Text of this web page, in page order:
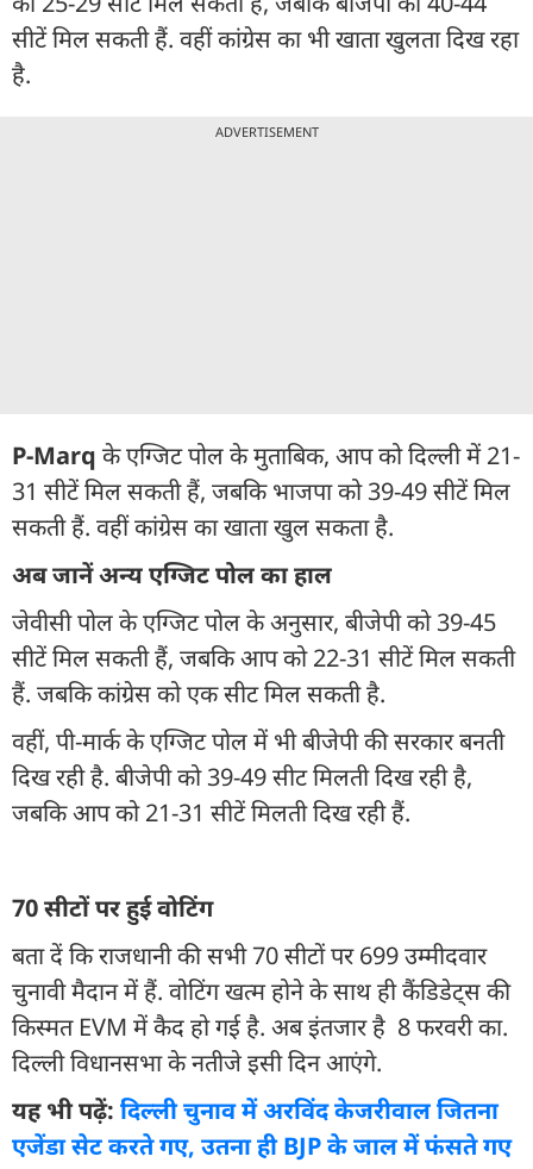
सीटें मिल सकती हैं. वहीं कांग्रेस का भी खाता खुलता दिख रहा
है.
ADVERTISEMENT
P-Marq के एग्जिट पोल के मुताबिक, आप को दिल्ली में 21-
31 सीटें मिल सकती हैं, जबकि भाजपा को 39-49 सीटें मिल
सकती हैं. वहीं कांग्रेस का खाता खुल सकता है.
अब जानें अन्य एग्जिट पोल का हाल
जेवीसी पोल के एग्जिट पोल के अनुसार, बीजेपी को 39-45
सीटें मिल सकती हैं, जबकि आप को 22-31 सीटें मिल सकती
हैं. जबकि कांग्रेस को एक सीट मिल सकती है.
वहीं, पी-मार्क के एग्जिट पोल में भी बीजेपी की सरकार बनती
दिख रही है. बीजेपी को 39-49 सीट मिलती दिख रही है,
जबकि आप को 21-31 सीटें मिलती दिख रही हैं.
70 सीटों पर हुई वोटिंग
बता दें कि राजधानी की सभी 70 सीटों पर 699 उम्मीदवार
चुनावी मैदान में हैं. वोटिंग खत्म होने के साथ ही कैंडिडेट्स की
किस्मत EVM में कैद हो गई है. अब इंतजार है 8 फरवरी का.
दिल्ली विधानसभा के नतीजे इसी दिन आएंगे.
यह भी पढ़ें: दिल्ली चुनाव में अरविंद केजरीवाल जितना
एजेंडा सेट करते गए, उतना ही BJP के जाल में फंसते गए